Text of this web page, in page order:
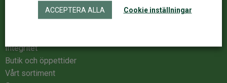
Kundservice
Integritet
Butik och öppettider
Vårt sortiment
ÅF Login
ACCEPTERA ALLA Cookie inställningar